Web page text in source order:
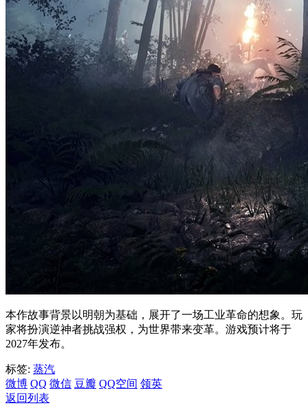
本作故事背景以明朝为基础，展开了一场工业革命的想象。玩
家将扮演逆神者挑战强权，为世界带来变革。游戏预计将于
2027年发布。
标签: 蒸汽
微博 QQ 微信 豆瓣 QQ空间 领英
返回列表